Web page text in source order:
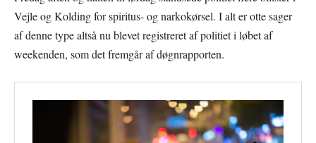
Vejle og Kolding for spiritus- og narkokørsel. I alt er otte sager
af denne type altså nu blevet registreret af politiet i løbet af
weekenden, som det fremgår af døgnrapporten.